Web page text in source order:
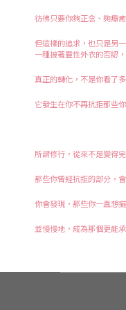
彷彿只要你夠正念、夠療
但這樣的追求，也只是另
一種披著靈性外衣的否認
真正的轉化，不是你看了
它發生在你不再抗拒那些
所謂修行，從來不是變得
那些你曾經抗拒的部分，
你會發現，那些你一直想
並慢慢地，成為那個更能